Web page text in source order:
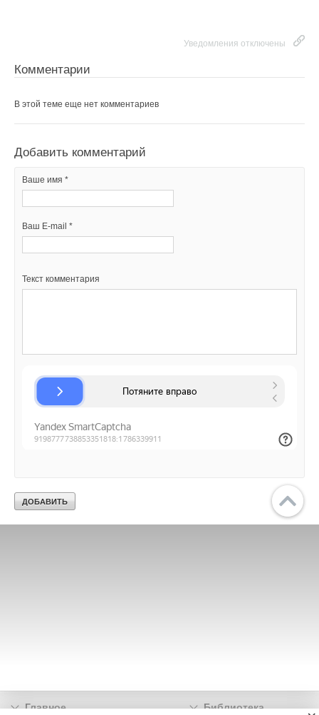
Уведомления отключены
Комментарии
В этой теме еще нет комментариев
Добавить комментарий
Ваше имя *
Ваш E-mail *
Текст комментария
Главное Библиотека